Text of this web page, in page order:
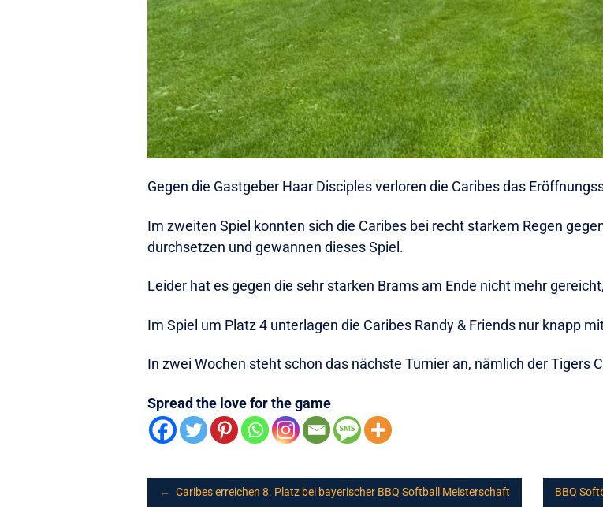
Gegen die Gastgeber Haar Disciples verloren die Caribes das
Im zweiten Spiel konnten sich die Caribes bei recht starkem Regen
durchsetzen und gewannen dieses Spiel.
Leider hat es gegen die sehr starken Brams am Ende nicht mehr
Im Spiel um Platz 4 unterlagen die Caribes Randy & Friends nur knapp
In zwei Wochen steht schon das nächste Turnier an, nämlich der Tigers
Spread the love for the game
Post
← Caribes erreichen 8. Platz bei bayerischer BBQ Softball Meisterschaft BBQ